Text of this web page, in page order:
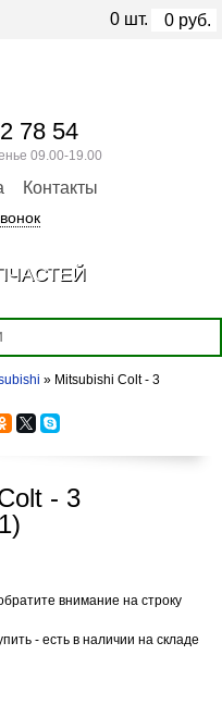
» Mitsubishi Colt - 3
- 3
внимание на строку
- есть в наличии на складе
78 54
09.00-19.00
Контакты
0 шт. 0 руб.